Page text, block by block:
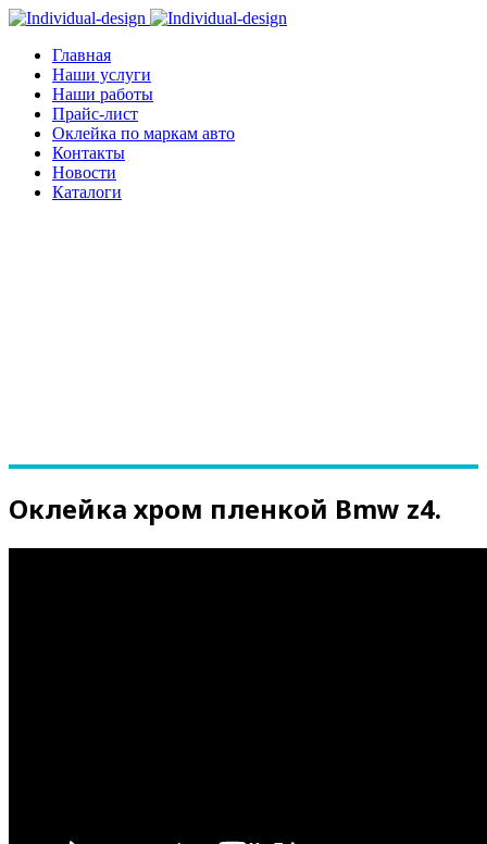
Главная
Наши услуги
Наши работы
Прайс-лист
Оклейка по маркам авто
Контакты
Новости
Каталоги
Оклейка хром пленкой Bmw z4.